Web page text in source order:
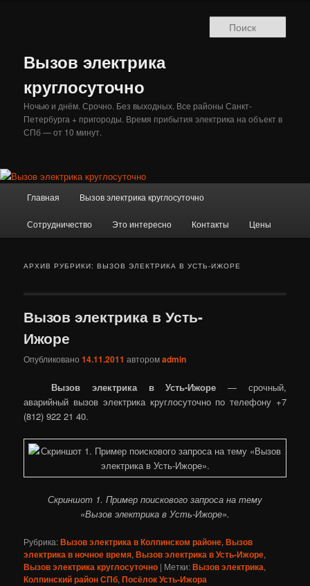
Вызов электрика
круглосуточно
Ночью и днём. Срочно. Без выходных. Все районы Санкт-
Петербурга + пригороды. Время прибытия электрика на объект в
СПб — от 10 минут.
Главная Вызов электрика круглосуточно
Сотрудничество Это интересно Контакты Цены
АРХИВ РУБРИКИ:ВЫЗОВ ЭЛЕКТРИКА В УСТЬ-ИЖОРЕ
Вызов электрика в Усть-
Ижоре
Опубликовано14.11.2011 авторомadmin
Вызов электрика в Усть-Ижоре — срочный,
аварийный вызов электрика круглосуточно по телефону +7
(812) 922 21 40.
Скриншот 1. Пример поискового запроса на тему
«Вызов электрика в Усть-Ижоре».
Рубрика:Вызов электрика в Колпинском районе,Вызов
электрика в ночное время,Вызов электрика в Усть-Ижоре,
Вызов электрика круглосуточно | Метки:Вызов электрика,
Колпинский район СПб,Посёлок Усть-Ижора